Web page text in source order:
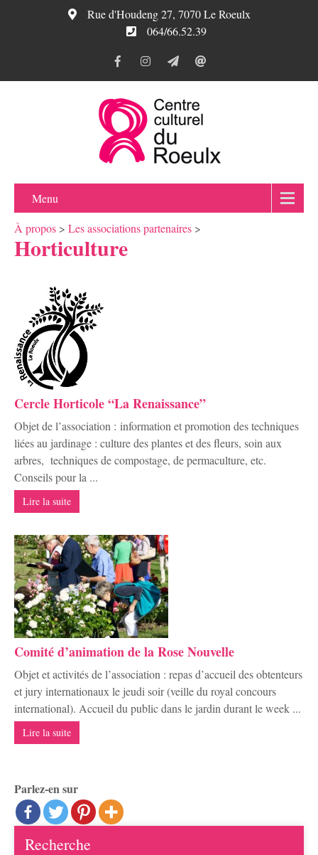
Rue d'Houdeng 27, 7070 Le Roeulx
064/66.52.39
Menu
À propos > Les associations partenaires >
Horticulture
Cercle Horticole “La Renaissance”
Objet de l’association : information et promotion des techniques
liées au jardinage : culture des plantes et des fleurs, soin aux
arbres, techniques de compostage, de permaculture, etc.
Conseils pour la ...
Lire la suite
Comité d’animation de la Rose Nouvelle
Objet et activités de l’association : repas d’accueil des obtenteurs
et jury internationaux le jeudi soir (veille du royal concours
international). Accueil du public dans le jardin durant le week ...
Lire la suite
Parlez-en sur
Recherche